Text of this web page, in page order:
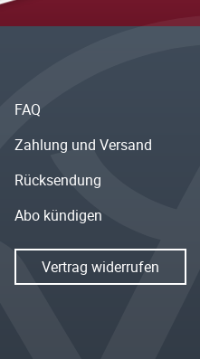
FAQ
Zahlung und Versand
Rücksendung
Abo kündigen
Vertrag widerrufen